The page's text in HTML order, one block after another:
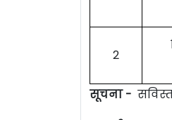
2
सूचना -